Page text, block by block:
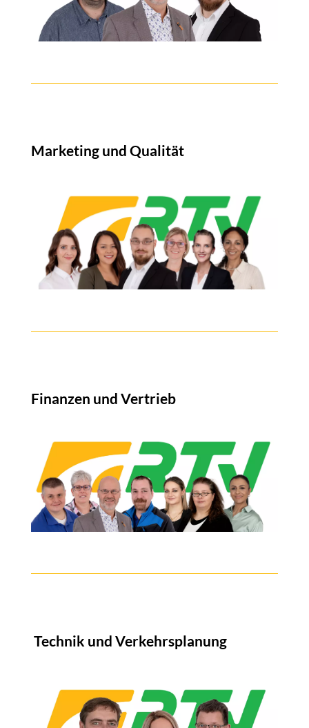
Marketing und Qualität
Finanzen und Vertrieb
Technik und Verkehrsplanung